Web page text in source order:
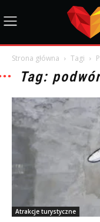
Strona główna Tagi
Tag:
Atrakcje turystyczne